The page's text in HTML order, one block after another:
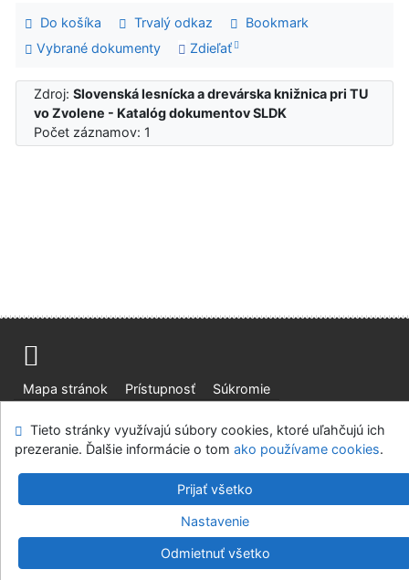
Do košíka Trvalý odkaz
Bookmark
Vybrané dokumenty
Zdieľať
Zdroj:Slovenská lesnícka a drevárska knižnica pri TU
vo Zvolene - Katalóg dokumentov SLDK
Počet záznamov: 1
Mapa stránok Prístupnosť
Súkromie
Slovenská lesnícka a drevárska knižnica pri Technickej
univerzite vo Zvolene
©1993-2026IPACv.4.8.63a-Cosmotron Slovakia, s.r.o.
Tieto stránky využívajú súbory cookies, ktoré uľahčujú ich
prezeranie. Ďalšie informácie o tom ako používame cookies.
Prijať všetko
Nastavenie
Odmietnuť všetko